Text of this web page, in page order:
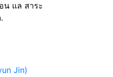
น แล สาระ
Jin)